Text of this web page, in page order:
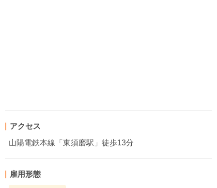
アクセス
山陽電鉄本線「東須磨駅」徒歩13分
雇用形態